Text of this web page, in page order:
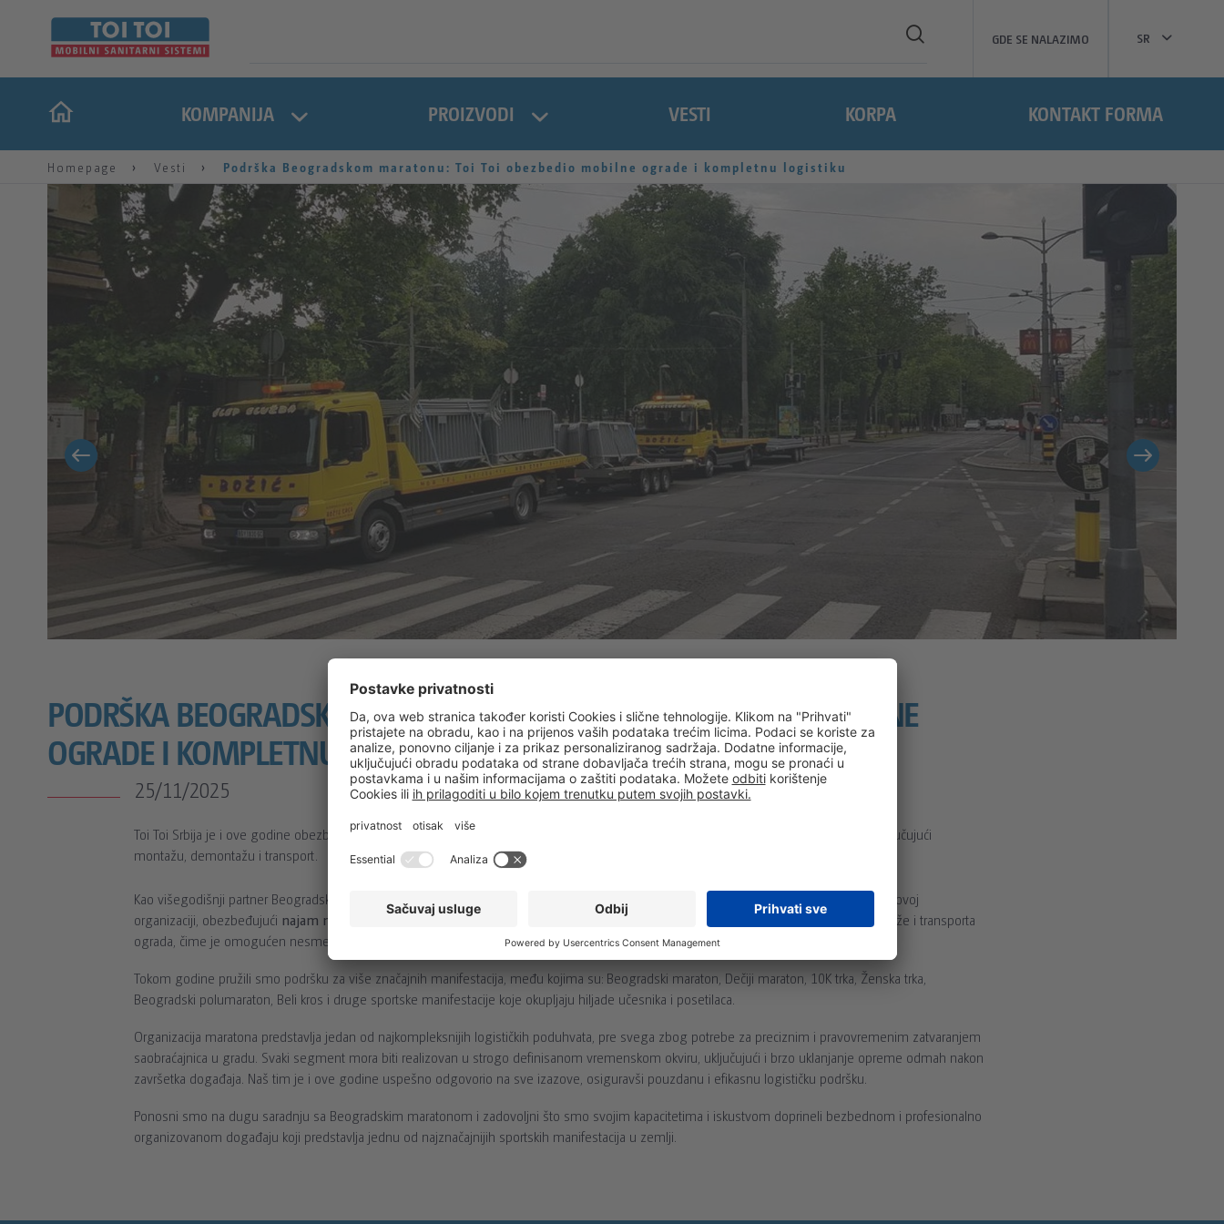
GDE SE NALAZIMO SR
KOMPANIJA PROIZVODI VESTI KORPA KONTAKT FORMA
Homepage Vesti Podrška Beogradskom maratonu: Toi Toi obezbedio mobilne ograde i kompletnu logistiku
PODRŠKA BEOGRADSKOM MARATONU: TOI TOI OBEZBEDIO MOBILNE
OGRADE I KOMPLETNU LOGISTIKU
25/11/2025
Toi Toi Srbija je i ove godine obezbedio najam mobilnih ograda i kompletnu logistiku za Beogradski maraton i prateće manifestacije, uključujući
montažu, demontažu i transport.
Kao višegodišnji partner Beogradskog maratona, Toi Toi Srbija je i ove godine pružio ključnu podršku u realizaciji više manifestacija u njihovoj
organizaciji, obezbeđujući najam mobilnih ogradai kompletnu logistiku. Naš tim je preuzeo celokupnu organizaciju montaže, demontaže i transporta
ograda, čime je omogućen nesmetan i bezbedan tok svih događaja.
Tokom godine pružili smo podršku za više značajnih manifestacija, među kojima su: Beogradski maraton, Dečiji maraton, 10K trka, Ženska trka,
Beogradski polumaraton, Beli kros i druge sportske manifestacije koje okupljaju hiljade učesnika i posetilaca.
Organizacija maratona predstavlja jedan od najkompleksnijih logističkih poduhvata, pre svega zbog potrebe za preciznim i pravovremenim zatvaranjem
saobraćajnica u gradu. Svaki segment mora biti realizovan u strogo definisanom vremenskom okviru, uključujući i brzo uklanjanje opreme odmah nakon
završetka događaja. Naš tim je i ove godine uspešno odgovorio na sve izazove, osiguravši pouzdanu i efikasnu logističku podršku.
Ponosni smo na dugu saradnju sa Beogradskim maratonom i zadovoljni što smo svojim kapacitetima i iskustvom doprineli bezbednom i profesionalno
organizovanom događaju koji predstavlja jednu od najznačajnijih sportskih manifestacija u zemlji.